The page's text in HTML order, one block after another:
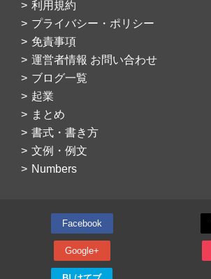
利用規約
プライバシー・ポリシー
免責事項
運営者情報 お問い合わせ
ブログ一覧
起業
まとめ
書式・書き方
文例・例文
Numbers
Facebook
Google+